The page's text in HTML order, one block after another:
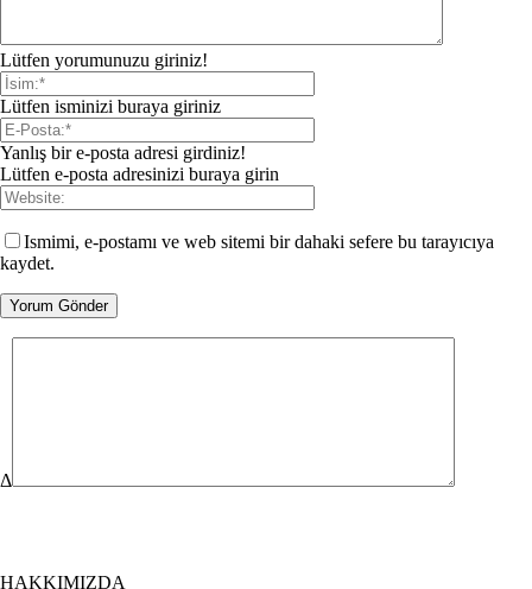
Lütfen yorumunuzu giriniz!
Lütfen isminizi buraya giriniz
Yanlış bir e-posta adresi girdiniz!
Lütfen e-posta adresinizi buraya girin
Ismimi, e-postamı ve web sitemi bir dahaki sefere bu tarayıcıya
kaydet.
Δ
HAKKIMIZDA